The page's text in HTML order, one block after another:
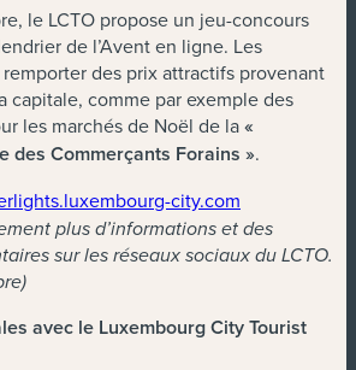
le LCTO propose un jeu-concours
de l’Avent en ligne. Les
des prix attractifs provenant
capitale, comme par exemple des
les marchés de Noël de la«
des Commerçants Forains ».
city.com
plus d’informations et des
sur les réseaux sociaux du LCTO.
avec le Luxembourg City Tourist